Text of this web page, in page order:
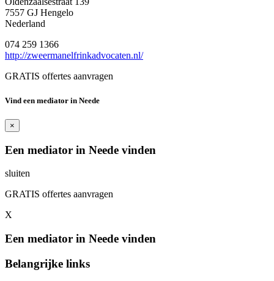
7557 GJ Hengelo
Nederland
074 259 1366
http://zweermanelfrinkadvocaten.nl/
GRATIS offertes aanvragen
Vind een mediator in Neede
×
Een mediator in Neede vinden
sluiten
GRATIS offertes aanvragen
X
Een mediator in Neede vinden
Belangrijke links